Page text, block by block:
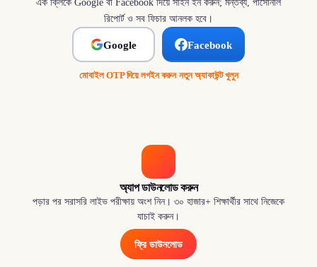
এক ক্লিকে Google বা Facebook দিয়ে সাইন ইন করুন; মন্তব্য, পার্সোনাল
রিপোর্ট ও সব ফিচার আনলক হবে।
Google Facebook
মোবাইল OTP দিয়ে লগইন করুন·নতুন অ্যাকাউন্ট খুলুন
অ্যাপ ডাউনলোড করুন
পড়ার পর সরাসরি লাইভ পরীক্ষায় অংশ নিন। ৩০ হাজার+ শিক্ষার্থীর সাথে নিজেকে
যাচাই করুন।
ফ্রি ডাউনলোড